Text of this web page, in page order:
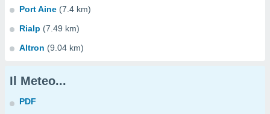
Port Aine (7.4 km)
Rialp (7.49 km)
Altron (9.04 km)
Il Meteo...
PDF